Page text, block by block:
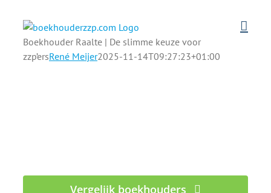
inhoudBoekhouder Raalte | De slimme keuze voor
zzp’ersRené Meijer2025-11-14T09:27:23+01:00
Vergelijk boekhouders